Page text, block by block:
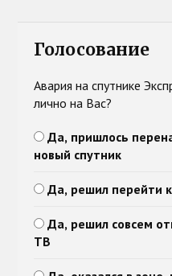
Голосование
Авария на спутнике
лично на Вас?
Да, пришлось
новый спутник
Да, решил перейти
Да, решил совсем
ТВ